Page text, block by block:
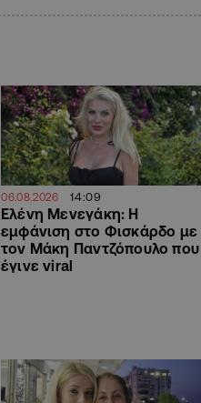
06.08.2026 14:09
Ελένη Μενεγάκη: Η
εμφάνιση στο Φισκάρδο με
τον Μάκη Παντζόπουλο που
έγινε viral